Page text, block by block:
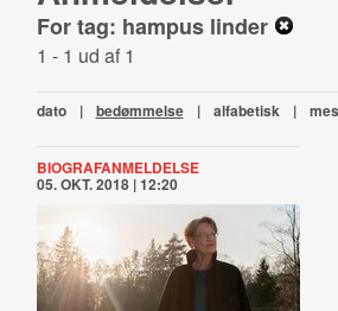
For tag: hampus linder
1 - 1 ud af 1
dato | bedømmelse | alfabetisk |
BIOGRAFANMELDELSE
05. OKT. 2018 | 12:20